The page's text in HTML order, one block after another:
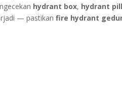
hydrant box, hydrant
— pastikanfire hydrant